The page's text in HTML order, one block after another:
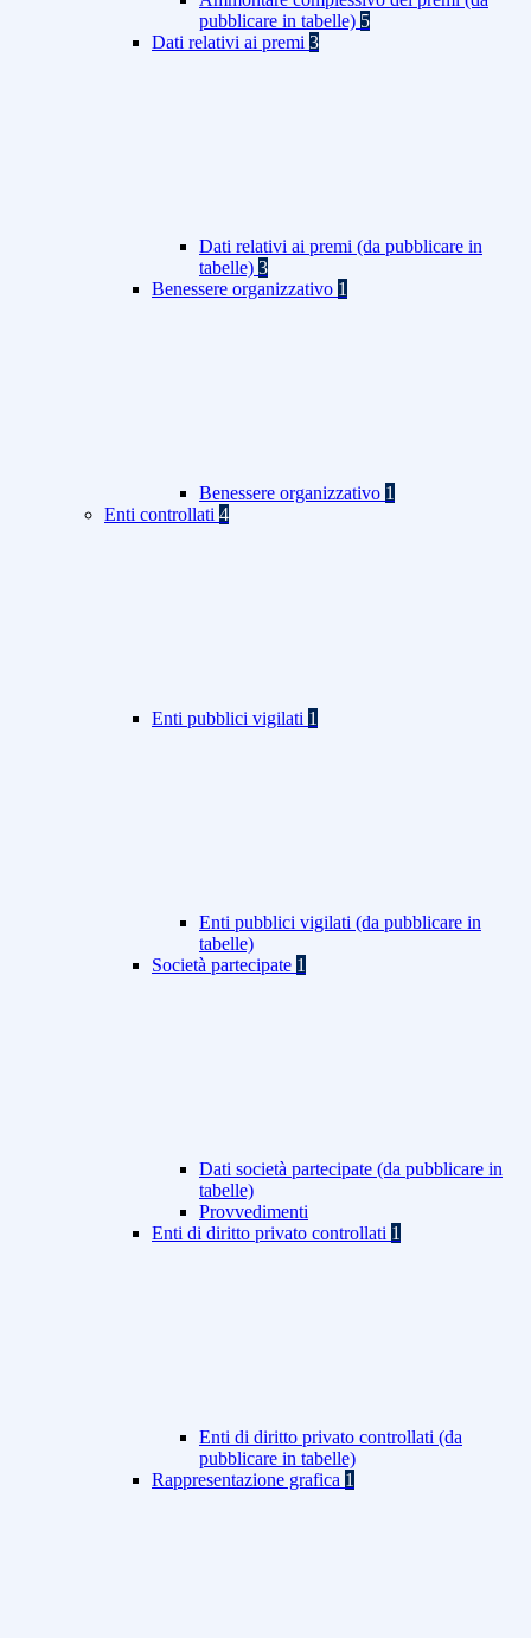
pubblicare in tabelle) 5
Dati relativi ai premi 3
Dati relativi ai premi (da pubblicare in
tabelle) 3
Benessere organizzativo 1
Benessere organizzativo 1
Enti controllati 4
Enti pubblici vigilati 1
Enti pubblici vigilati (da pubblicare in
tabelle)
Società partecipate 1
Dati società partecipate (da pubblicare in
tabelle)
Provvedimenti
Enti di diritto privato controllati 1
Enti di diritto privato controllati (da
pubblicare in tabelle)
Rappresentazione grafica 1